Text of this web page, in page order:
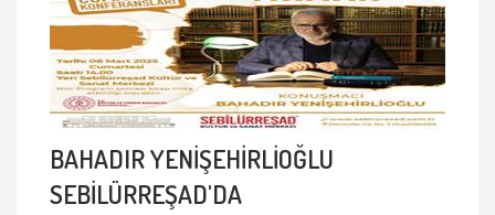
BAHADIR YENİŞEHİRLİOĞLU
SEBİLÜRREŞAD'DA